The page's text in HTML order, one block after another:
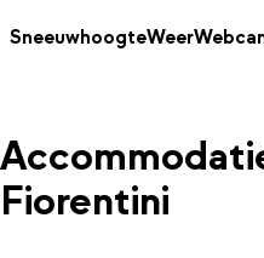
SneeuwhoogteWeer
Fiorentini